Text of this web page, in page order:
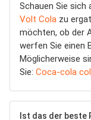
Schauen Sie sich
Volt Cola zu
möchten, ob der
werfen Sie einen
Möglicherweise
Sie: Coca-cola
Ist das der beste